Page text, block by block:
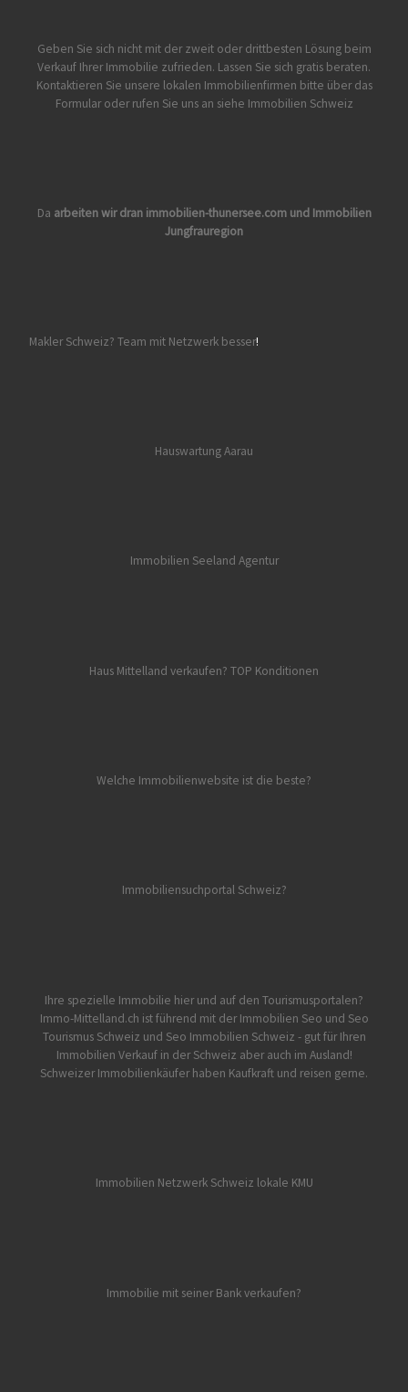
Geben Sie sich nicht mit der zweit oder drittbesten Lösung beim
Verkauf Ihrer Immobilie zufrieden. Lassen Sie sich gratis beraten.
Kontaktieren Sie unsere lokalen Immobilienfirmen bitte über das
Formular oder rufen Sie uns an siehe Immobilien Schweiz
Da arbeiten wir dran immobilien-thunersee.com und Immobilien
Jungfrauregion
Makler Schweiz? Team mit Netzwerk besser!
Hauswartung Aarau
Immobilien Seeland Agentur
Haus Mittelland verkaufen? TOP Konditionen
Welche Immobilienwebsite ist die beste?
Immobiliensuchportal Schweiz?
Ihre spezielle Immobilie hier und auf den Tourismusportalen?
Immo-Mittelland.ch ist führend mit der Immobilien Seo und Seo
Tourismus Schweiz und Seo Immobilien Schweiz - gut für Ihren
Immobilien Verkauf in der Schweiz aber auch im Ausland!
Schweizer Immobilienkäufer haben Kaufkraft und reisen gerne.
Immobilien Netzwerk Schweiz lokale KMU
Immobilie mit seiner Bank verkaufen?